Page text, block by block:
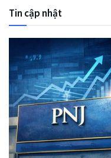
Tin cập nhật